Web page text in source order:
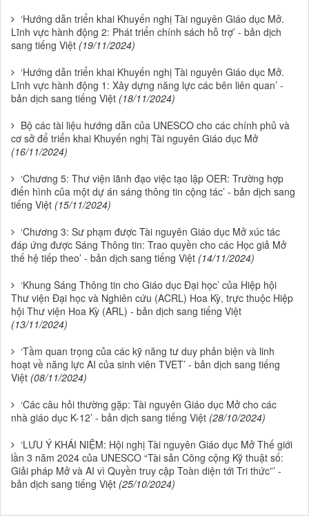
‘Hướng dẫn triển khai Khuyến nghị Tài nguyên Giáo dục Mở.
Lĩnh vực hành động 2: Phát triển chính sách hỗ trợ’ - bản dịch
sang tiếng Việt (19/11/2024)
‘Hướng dẫn triển khai Khuyến nghị Tài nguyên Giáo dục Mở.
Lĩnh vực hành động 1: Xây dựng năng lực các bên liên quan’ -
bản dịch sang tiếng Việt (18/11/2024)
Bộ các tài liệu hướng dẫn của UNESCO cho các chính phủ và
cơ sở để triển khai Khuyến nghị Tài nguyên Giáo dục Mở
(16/11/2024)
‘Chương 5: Thư viện lãnh đạo việc tạo lập OER: Trường hợp
điển hình của một dự án sáng thông tin cộng tác’ - bản dịch sang
tiếng Việt (15/11/2024)
‘Chương 3: Sư phạm được Tài nguyên Giáo dục Mở xúc tác
đáp ứng được Sáng Thông tin: Trao quyền cho các Học giả Mở
thế hệ tiếp theo’ - bản dịch sang tiếng Việt (14/11/2024)
‘Khung Sáng Thông tin cho Giáo dục Đại học’ của Hiệp hội
Thư viện Đại học và Nghiên cứu (ACRL) Hoa Kỳ, trực thuộc Hiệp
hội Thư viện Hoa Kỳ (ARL) - bản dịch sang tiếng Việt
(13/11/2024)
‘Tầm quan trọng của các kỹ năng tư duy phản biện và linh
hoạt về năng lực AI của sinh viên TVET’ - bản dịch sang tiếng
Việt (08/11/2024)
‘Các câu hỏi thường gặp: Tài nguyên Giáo dục Mở cho các
nhà giáo dục K-12’ - bản dịch sang tiếng Việt (28/10/2024)
‘LƯU Ý KHÁI NIỆM: Hội nghị Tài nguyên Giáo dục Mở Thế giới
lần 3 năm 2024 của UNESCO “Tài sản Công cộng Kỹ thuật số:
Giải pháp Mở và AI vì Quyền truy cập Toàn diện tới Tri thức”’ -
bản dịch sang tiếng Việt (25/10/2024)